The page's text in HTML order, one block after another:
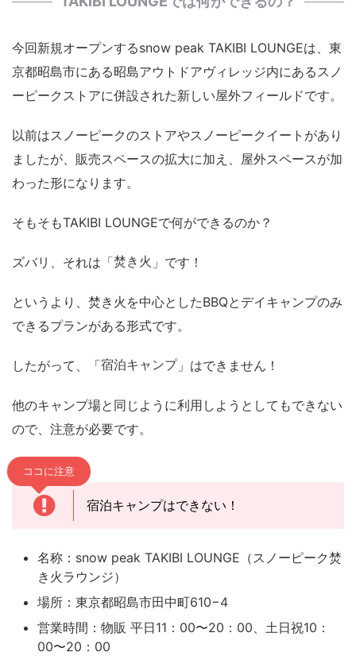
今回新規オープンするsnow peak TAKIBI LOUNGEは、東
京都昭島市にある昭島アウトドアヴィレッジ内にあるスノ
ーピークストアに併設された新しい屋外フィールドです。
以前はスノーピークのストアやスノーピークイートがあり
ましたが、販売スペースの拡大に加え、屋外スペースが加
わった形になります。
そもそもTAKIBI LOUNGEで何ができるのか？
ズバリ、それは「焚き火 」です！
というより、焚き火を中心としたBBQとデイキャンプのみ
できるプランがある形式です。
したがって、「宿泊キャンプ」はできません！
他のキャンプ場と同じように利用しようとしてもできない
ので、注意が必要です。
ココに注意
宿泊キャンプはできない！
名称：snow peak TAKIBI LOUNGE（スノーピーク焚
き火ラウンジ）
場所：東京都昭島市田中町610−4
営業時間：物販 平日11：00〜20：00、土日祝10：
00〜20：00